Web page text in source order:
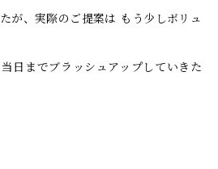
が、実際のご提案は もう少しボリュ
日までブラッシュアップしていきた